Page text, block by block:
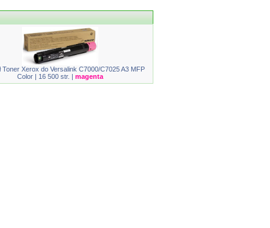
Toner Xerox do Versalink C7000/C7025 A3 MFP
Color | 16 500 str. | magenta